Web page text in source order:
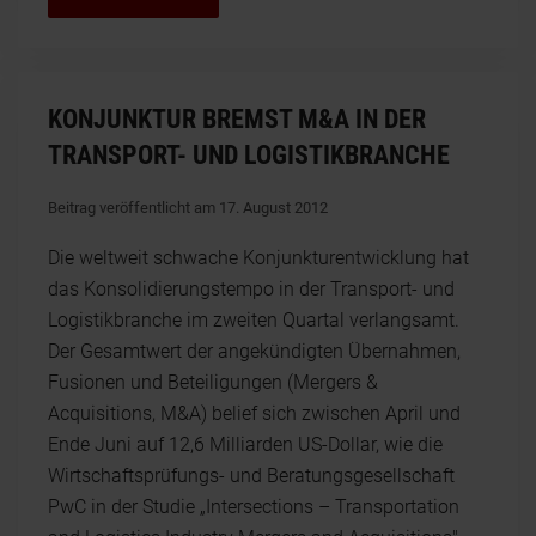
KONJUNKTUR BREMST M&A IN DER
TRANSPORT- UND LOGISTIKBRANCHE
Beitrag veröffentlicht am 17. August 2012
Die weltweit schwache Konjunkturentwicklung hat
das Konsolidierungstempo in der Transport- und
Logistikbranche im zweiten Quartal verlangsamt.
Der Gesamtwert der angekündigten Übernahmen,
Fusionen und Beteiligungen (Mergers &
Acquisitions, M&A) belief sich zwischen April und
Ende Juni auf 12,6 Milliarden US-Dollar, wie die
Wirtschaftsprüfungs- und Beratungsgesellschaft
PwC in der Studie „Intersections – Transportation